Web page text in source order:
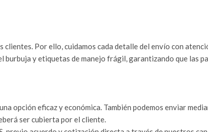
Por ello, cuidamos cada detalle del envío con
burbuja y etiquetas de manejo frágil, garantizando que las
opción eficaz y económica. También podemos enviar
ser cubierta por el cliente.